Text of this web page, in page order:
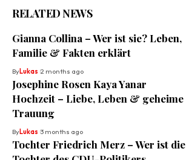
RELATED NEWS
Gianna Collina – Wer ist sie? Leben,
Familie & Fakten erklärt
ByLukas 2 months ago
Josephine Rosen Kaya Yanar
Hochzeit – Liebe, Leben & geheime
Trauung
ByLukas 3 months ago
Tochter Friedrich Merz – Wer ist die